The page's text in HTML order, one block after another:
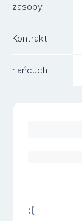
zasoby
Kontrakt
Łańcuch